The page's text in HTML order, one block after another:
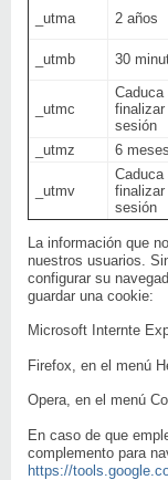
_utma 2 años
_utmb
30
_utmc
Caduca
finalizar
sesión
_utmz
6 meses
_utmv
Caduca
finalizar
sesión
La información que
nuestros usuarios.
configurar su
guardar una cookie:
Microsoft Internte
Firefox, en el menú
Opera, en el menú
En caso de que
complemento para
https://